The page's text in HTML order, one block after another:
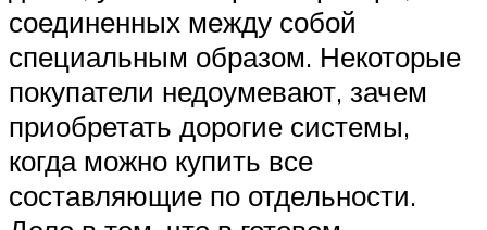
соединенных между собой
специальным образом. Некоторые
покупатели недоумевают, зачем
приобретать дорогие системы,
когда можно купить все
составляющие по отдельности.